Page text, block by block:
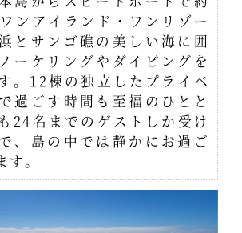
ンアイランド・ワンリゾー
とサンゴ礁の美しい海に囲
ーケリングやダイビングを
。12棟の独立したプライベ
過ごす時間も至福のひとと
24名までのゲストしか受け
、島の中では静かにお過ご
。